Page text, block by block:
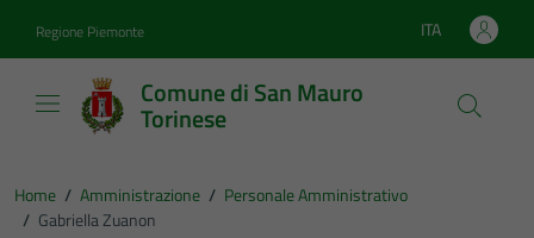
Regione Piemonte Lingua attiva:
ITA
Comune di San Mauro
Torinese
Home / Amministrazione / Personale Amministrativo
/ Gabriella Zuanon